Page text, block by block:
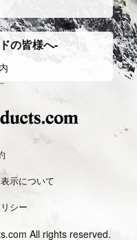
の皆様へ-
示について
シー
All rights reserved.